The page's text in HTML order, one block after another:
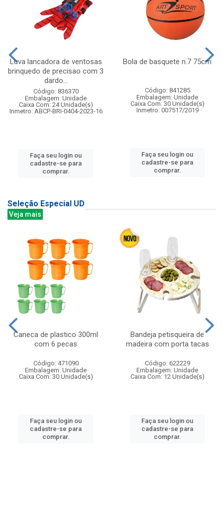
Luva lancadora de ventosas
brinquedo de precisao com 3
dardo...
Código: 836370
Embalagem: Unidade
Caixa Com: 24 Unidade(s)
Inmetro: ABCP-BRI-0404-2023-16
Faça seu login ou
cadastre-se para
comprar.
Bola de basquete n.7 75cm
Código: 841285
Embalagem: Unidade
Caixa Com: 30 Unidade(s)
Inmetro: 007517/2019
Faça seu login ou
cadastre-se para
comprar.
Seleção Especial UD
Veja mais
Caneca de plastico 300ml
com 6 pecas
Código: 471090
Embalagem: Unidade
Caixa Com: 30 Unidade(s)
Faça seu login ou
cadastre-se para
comprar.
Bandeja petisqueira de
madeira com porta tacas
Código: 622229
Embalagem: Unidade
Caixa Com: 12 Unidade(s)
Faça seu login ou
cadastre-se para
comprar.